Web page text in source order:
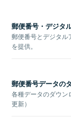
郵便番号・デジタ
郵便番号とデジタル
を提供。
郵便番号データの
各種データのダウン
更新）